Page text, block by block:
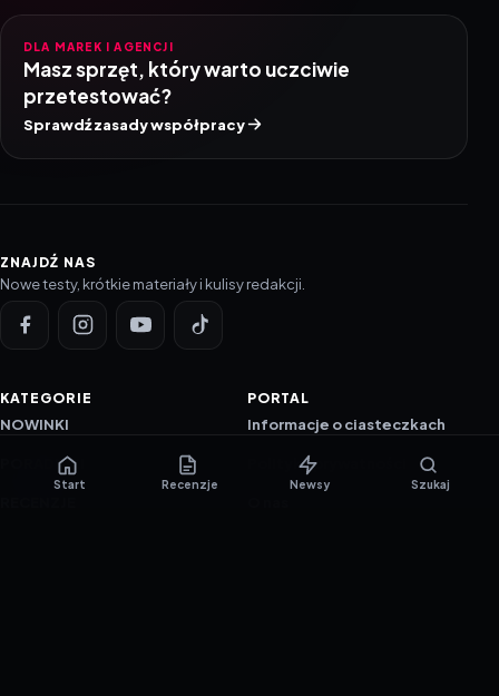
DLA MAREK I AGENCJI
Masz sprzęt, który warto uczciwie
przetestować?
Sprawdź zasady współpracy
ZNAJDŹ NAS
Nowe testy, krótkie materiały i kulisy redakcji.
KATEGORIE
NOWINKI
PORADNIKI
PORTAL
Informacje o ciasteczkach
Polityka prywatności
Start Recenzje Newsy Szukaj